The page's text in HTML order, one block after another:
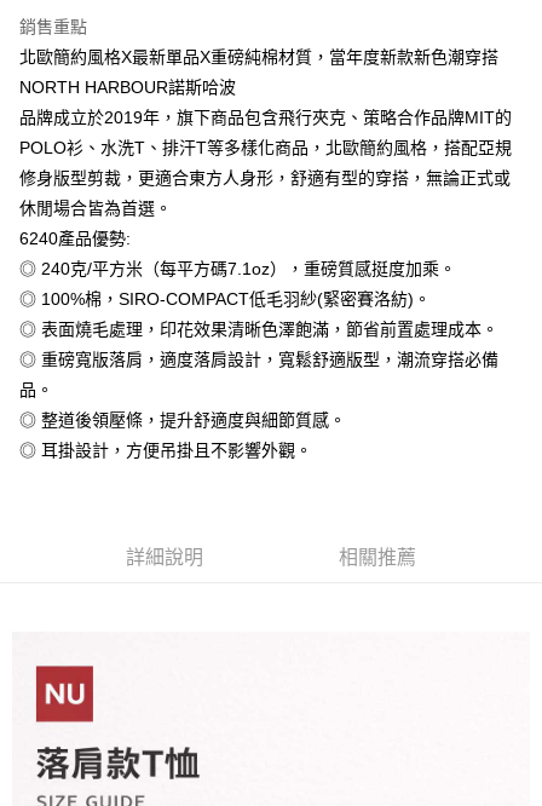
元大商業銀行
台新國際商業銀行
中國信託商業銀行
台灣樂天信用卡公司
聯邦商業銀行
元大商業銀行
永豐商業銀行
台灣樂天信用卡公司
匯豐（台灣）商業銀行
聯邦商業銀行
遠東國際商業銀行
元大商業銀行
玉山商業銀行
星展（台灣）商業銀行
台新國際商業銀行
中國信託商業銀行
街口支付
悠遊付
Google Pay
全盈+PAY
大哥付你分期
相關說明
1.本服務由台灣大哥大提供，台灣大哥大用戶可立即使用無須另外申請。
2.付款方式選擇「大哥付你分期」，訂單成立後會自動跳轉到大哥付的交易
流程，驗證手機門號後，選擇欲分期的期數、繳款截止日，確認付款後即完
成交易。
3.實際核准額度、可分期數及費用金額請依後續交易確認頁面所載為準。
4.訂單成立30分鐘內，如未前往確認交易或遇審核未通過，訂單將自動取
消。如遇「轉專審核」未通過狀況，表示未達大哥付你分期系統評分，恕無
法說明評估內容。
2.透過簡訊連結打開帳單後，可選擇「超商條碼／台灣大直營門市／銀行轉
帳／街口支付／iPASS MONEY」等通路繳費。
2.基於同意付款使用「大哥付你分期」之契約關係目的，商店將以您的個人
資料（包含姓名、電話或地址）提供予台灣大哥大進項蒐集、處理及利用，
由本公司與您本人進行分期帳單所需資料之確認、核對及更正。
3.完整用戶服務條款，請詳閱以下連結：
AFTEE先享後付
相關說明
【關於「AFTEE先享後付」】
AFTEE先享後付是「在收到商品之後才付款」的支付方式。 讓您購物簡單
１．簡單：不需註冊會員、不需綁卡、不需儲值。
２．便利：只要手機號碼，簡訊認證，即可結帳。
結帳頁面，進行簡訊認證並確認金額後，即可完成結帳。
購買商品的店家。未經商家同意取消之訂單仍視為有效，需透過AFTEE先享
後付繳納相關費用。
※ 交易是否成功請以「AFTEE先享後付 」之結帳頁面顯示為準，若有關於
客戶支援中心」https://netprotections.freshdesk.com/support/home
【注意事項】
ATM付款
運送方式
付款後全家取貨
每筆NT$65，滿NT$899(含以上)免運費
付款後7-11取貨
每筆NT$60，滿NT$899(含以上)免運費
銷售重點
北歐簡約風格X最新單品X重磅純棉材質，當年度新款新色潮穿搭
NORTH HARBOUR諾斯哈波
品牌成立於2019年，旗下商品包含飛行夾克、策略合作品牌MIT的
POLO衫、水洗T、排汗T等多樣化商品，北歐簡約風格，搭配亞規
修身版型剪裁，更適合東方人身形，舒適有型的穿搭，無論正式或
休閒場合皆為首選。
6240產品優勢:
◎ 240克/平方米（每平方碼7.1oz），重磅質感挺度加乘。
◎ 100%棉，SIRO-COMPACT低毛羽紗(緊密賽洛紡)。
◎ 表面燒毛處理，印花效果清晰色澤飽滿，節省前置處理成本。
◎ 重磅寬版落肩，適度落肩設計，寬鬆舒適版型，潮流穿搭必備
品。
◎ 整道後領壓條，提升舒適度與細節質感。
◎ 耳掛設計，方便吊掛且不影響外觀。
詳細說明 相關推薦